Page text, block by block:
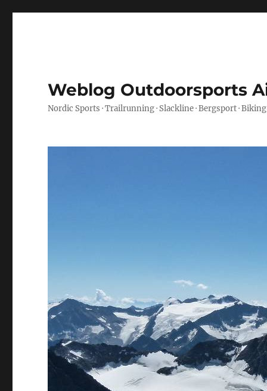
Weblog Outdoorsports
Nordic Sports · Trailrunning · Slackline · Bergsport ·